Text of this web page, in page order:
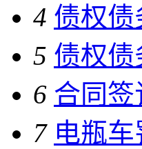
4 债权债
5 债权债
6 合同签
7 电瓶